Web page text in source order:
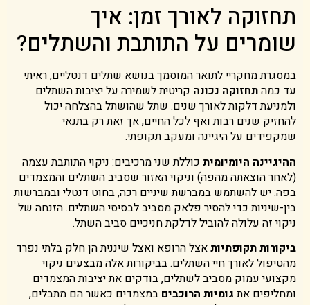
תחזוקה לאורך זמן: איך
שומרים על התותבת והשתלים?
במסגרת מחקריי לתואר המוסמך בנושא שתלים דנטליים, ראיתי
עד כמהתחזוקה נכונה קריטית לשמירה על יציבות השתלים
ולמניעת דלקות לאורך שנים. שתל שהושתל בהצלחה יכול
להחזיק שנים רבות ואף לכל החיים, אך זאת רק בתנאי
שמקפידים על היגיינה ומעקב תקופתי.
ההיגיינה היומיומית כוללת שני מרכיבים: ניקוי התותבת עצמה
(לאחר הוצאתה מהפה) וניקוי האזור שסביב השתלים והמצמדים
בפה. יש להשתמש במברשת שיניים רכה, בחוט דנטלי ובמברשות
בין-שיניות כדי להסיר פלאק מסביב לבסיסי השתלים. הזנחה של
ניקוי זה עלולה להוביל לדלקת חניכיים סביב השתל.
ביקורות תקופתיותאצל הרופא ואצל שיננית הן חלק בלתי נפרד
מהטיפול לאורך חיי השתלים. בביקורות אלה מבצעים ניקוי
מקצועי עמוק מסביב לשתלים, בודקים את יציבות המצמדים
ומחליפים אתגומיות הרוכבים במצמדים כאשר הם מתבלים,